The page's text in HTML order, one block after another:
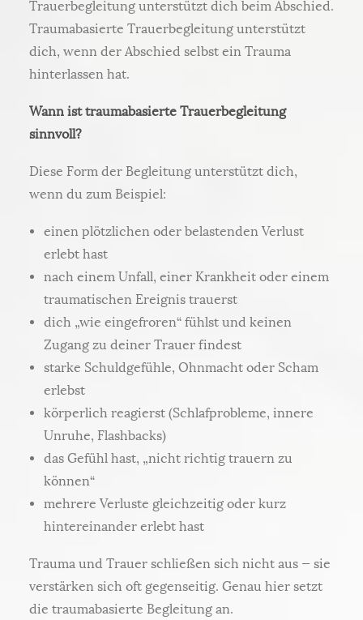
Trauerbegleitung unterstützt dich beim Abschied.
Traumabasierte Trauerbegleitung unterstützt
dich, wenn der Abschied selbst ein Trauma
hinterlassen hat.
Wann ist traumabasierte Trauerbegleitung
sinnvoll?
Diese Form der Begleitung unterstützt dich,
wenn du zum Beispiel:
einen plötzlichen oder belastenden Verlust
erlebt hast
nach einem Unfall, einer Krankheit oder einem
traumatischen Ereignis trauerst
dich „wie eingefroren“ fühlst und keinen
Zugang zu deiner Trauer findest
starke Schuldgefühle, Ohnmacht oder Scham
erlebst
körperlich reagierst (Schlafprobleme, innere
Unruhe, Flashbacks)
das Gefühl hast, „nicht richtig trauern zu
können“
mehrere Verluste gleichzeitig oder kurz
hintereinander erlebt hast
Trauma und Trauer schließen sich nicht aus — sie
verstärken sich oft gegenseitig. Genau hier setzt
die traumabasierte Begleitung an.